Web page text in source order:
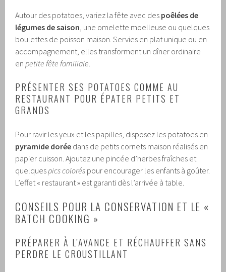
Autour des potatoes, variez la fête avec des poêlées de
légumes de saison, une omelette moelleuse ou quelques
boulettes de poisson maison. Servies en plat unique ou en
accompagnement, elles transforment un dîner ordinaire
enpetite fête familiale.
PRÉSENTER SES POTATOES COMME AU
RESTAURANT POUR ÉPATER PETITS ET
GRANDS
Pour ravir les yeux et les papilles, disposez les potatoes en
pyramide dorée dans de petits cornets maison réalisés en
papier cuisson. Ajoutez une pincée d’herbes fraîches et
quelquespics colorés pour encourager les enfants à goûter.
L’effet « restaurant » est garanti dès l’arrivée à table.
CONSEILS POUR LA CONSERVATION ET LE «
BATCH COOKING »
PRÉPARER À L’AVANCE ET RÉCHAUFFER SANS
PERDRE LE CROUSTILLANT